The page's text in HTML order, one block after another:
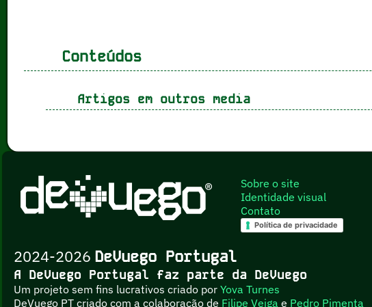
Conteúdos
Artigos em outros media
Sobre o site
Identidade visual
Contato
Política de privacidade
2024-2026 DeVuego Portugal
A DeVuego Portugal faz parte da DeVuego
Um projeto sem fins lucrativos criado porYova Turnes
DeVuego PT criado com a colaboração de Filipe Veiga e Pedro Pimenta